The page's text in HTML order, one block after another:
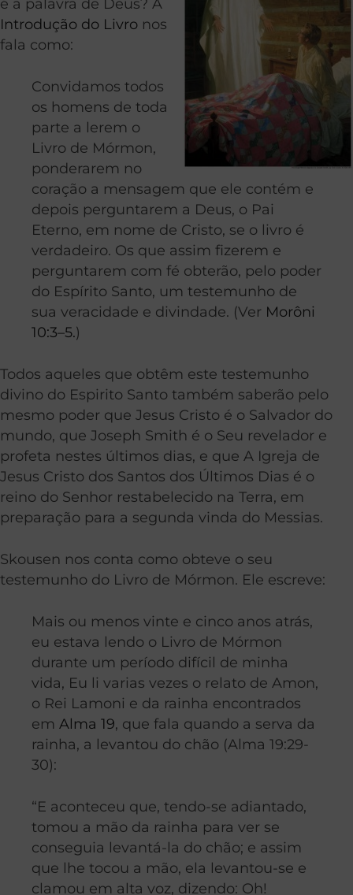
é a palavra de Deus? A
Introdução do Livro nos
fala como:
Convidamos todos
os homens de toda
parte a lerem o
Livro de Mórmon,
ponderarem no
coração a mensagem que ele contém e
depois perguntarem a Deus, o Pai
Eterno, em nome de Cristo, se o livro é
verdadeiro. Os que assim fizerem e
perguntarem com fé obterão, pelo poder
do Espírito Santo, um testemunho de
sua veracidade e divindade. (Ver Morôni
10:3–5.)
Todos aqueles que obtêm este testemunho
divino do Espirito Santo também saberão pelo
mesmo poder que Jesus Cristo é o Salvador do
mundo, que Joseph Smith é o Seu revelador e
profeta nestes últimos dias, e que A Igreja de
Jesus Cristo dos Santos dos Últimos Dias é o
reino do Senhor restabelecido na Terra, em
preparação para a segunda vinda do Messias.
Skousen nos conta como obteve o seu
testemunho do Livro de Mórmon. Ele escreve:
Mais ou menos vinte e cinco anos atrás,
eu estava lendo o Livro de Mórmon
durante um período difícil de minha
vida, Eu li varias vezes o relato de Amon,
o Rei Lamoni e da rainha encontrados
em Alma 19, que fala quando a serva da
rainha, a levantou do chão (Alma 19:29-
30):
“E aconteceu que, tendo-se adiantado,
tomou a mão da rainha para ver se
conseguia levantá-la do chão; e assim
que lhe tocou a mão, ela levantou-se e
clamou em alta voz, dizendo: Oh!